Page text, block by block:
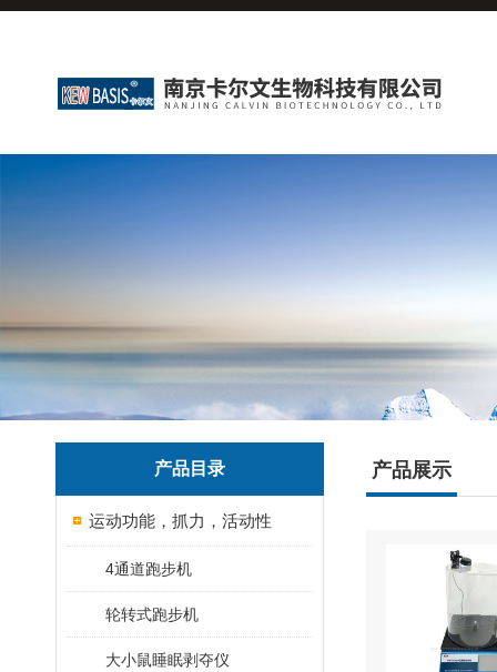
产品目录
运动功能，抓力，活动性
4通道跑步机
轮转式跑步机
大小鼠睡眠剥夺仪
产品展示